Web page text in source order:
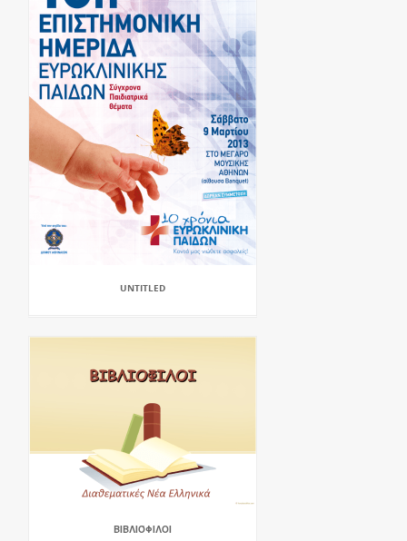
UNTITLED
ΒΙΒΛΙΌΦΙΛΟΙ